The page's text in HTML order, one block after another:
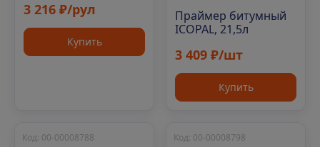
3 216 ₽/рул
Купить
Праймер битумный
ICOPAL, 21,5л
3 409 ₽/шт
Купить
Код: 00-00008788 Код: 00-00008798